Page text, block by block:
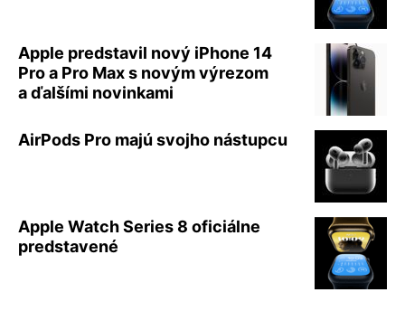
Apple predstavil nový iPhone 14
Pro a Pro Max s novým výrezom
a ďalšími novinkami
AirPods Pro majú svojho nástupcu
Apple Watch Series 8 oficiálne
predstavené